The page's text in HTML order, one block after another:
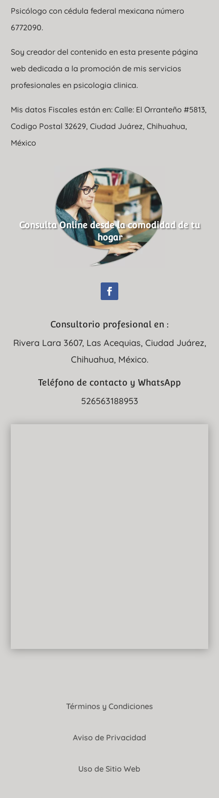
Psicólogo con cédula federal mexicana número
6772090.
Soy creador del contenido en esta presente página
web dedicada a la promoción de mis servicios
profesionales en psicologia clinica.
Mis datos Fiscales están en: Calle: El Orranteño #5813,
Codigo Postal 32629, Ciudad Juárez, Chihuahua,
México
Consulta Online desde la comodidad de tu
hogar
Consultorio profesional en :
Rivera Lara 3607, Las Acequias, Ciudad Juárez,
Chihuahua, México.
Teléfono de contacto y WhatsApp
526563188953
Términos y Condiciones
Aviso de Privacidad
Uso de Sitio Web